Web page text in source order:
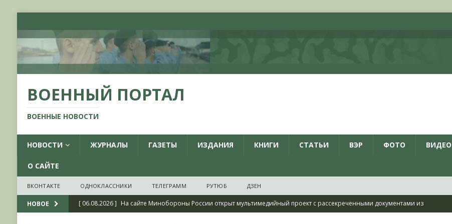
ВОЕННЫЙ ПОРТАЛ
ВОЕННЫЕ НОВОСТИ
НОВОСТИ ЖУРНАЛЫ ГАЗЕТЫ ИЗДАНИЯ КНИГИ СТАТЬИ ВЭР ФОТО ВИДЕО
О САЙТЕ
ВКОНТАКТЕ ОДНОКЛАССНИКИ ТЕЛЕГРАММ РУТЮБ ДЗЕН
НОВОЕ [ 06.08.2026 ] На сайте Минобороны России открыт мультимедийный проект с рассекреченными документами из